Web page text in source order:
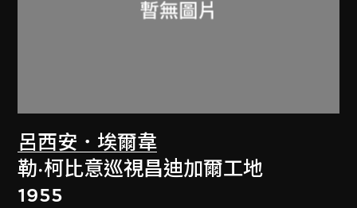
呂西安．埃爾韋
勒·柯比意巡視昌迪加爾工地
1955